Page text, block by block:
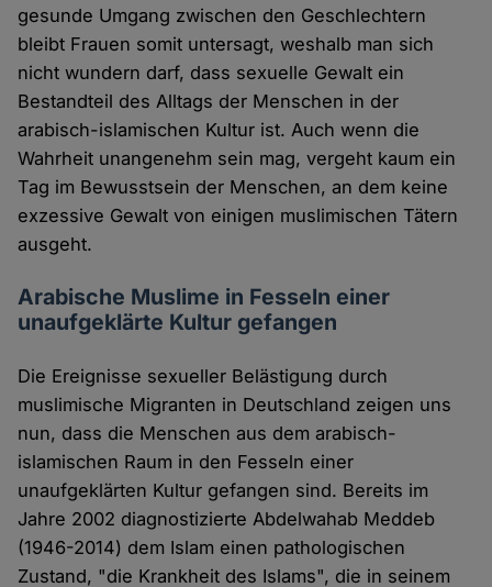
gesunde Umgang zwischen den Geschlechtern
bleibt Frauen somit untersagt, weshalb man sich
nicht wundern darf, dass sexuelle Gewalt ein
Bestandteil des Alltags der Menschen in der
arabisch-islamischen Kultur ist. Auch wenn die
Wahrheit unangenehm sein mag, vergeht kaum ein
Tag im Bewusstsein der Menschen, an dem keine
exzessive Gewalt von einigen muslimischen Tätern
ausgeht.
Arabische Muslime in Fesseln einer
unaufgeklärte Kultur gefangen
Die Ereignisse sexueller Belästigung durch
muslimische Migranten in Deutschland zeigen uns
nun, dass die Menschen aus dem arabisch-
islamischen Raum in den Fesseln einer
unaufgeklärten Kultur gefangen sind. Bereits im
Jahre 2002 diagnostizierte Abdelwahab Meddeb
(1946-2014) dem Islam einen pathologischen
Zustand, "die Krankheit des Islams", die in seinem